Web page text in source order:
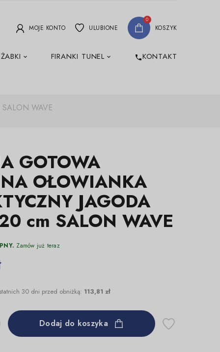
MOJE KONTO ULUBIONE
0
KOSZYK
FIRANKI TUNEL phoneKONTAKT
WAVE
GOTOWA
OŁOWIANKA
JAGODA
cm SALON WAVE
Zamów już teraz
30 dni przed obniżką: 113,81 zł
Dodaj do koszyka